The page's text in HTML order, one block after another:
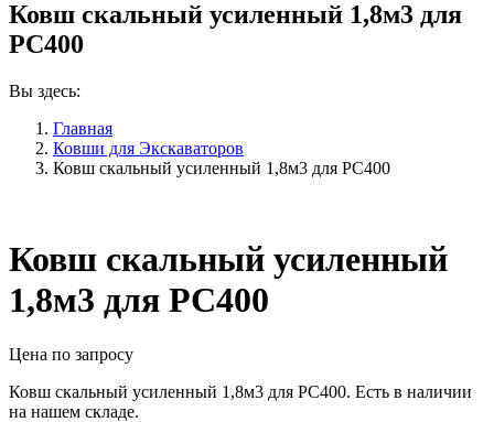
Ковш скальный усиленный 1,8м3 для
PC400
Вы здесь:
Главная
Ковши для Экскаваторов
Ковш скальный усиленный 1,8м3 для PC400
Ковш скальный усиленный
1,8м3 для PC400
Цена по запросу
Ковш скальный усиленный 1,8м3 для PC400. Есть в наличии
на нашем складе.